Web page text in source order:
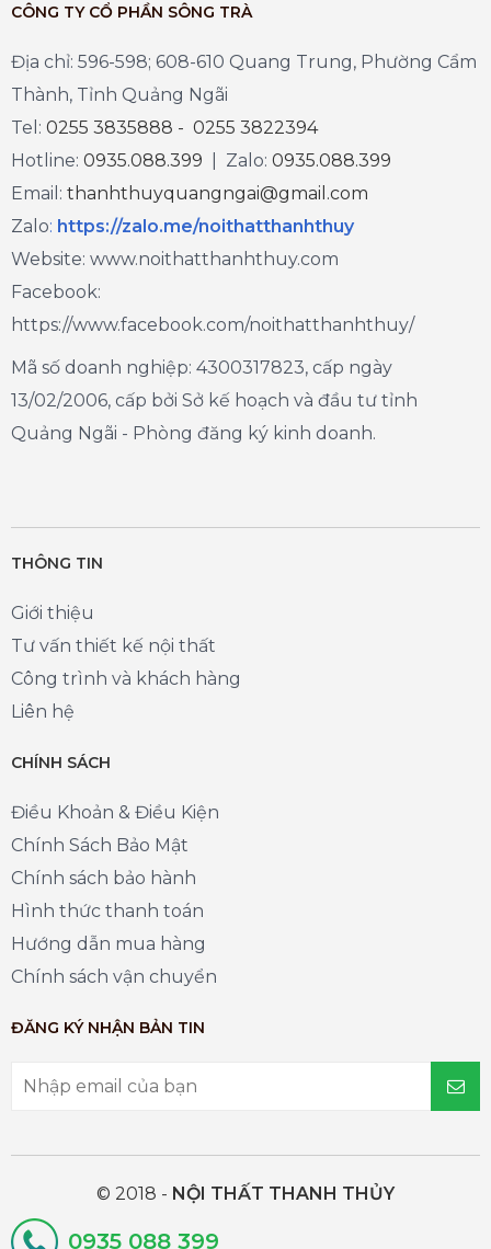
0935 088 399
CÔNG TY CỔ PHẦN SÔNG TRÀ
Địa chỉ: 596-598; 608-610 Quang Trung, Phường Cẩm
Thành, Tỉnh Quảng Ngãi
Tel: 0255 3835888 - 0255 3822394
Hotline: 0935.088.399 | Zalo: 0935.088.399
Email: thanhthuyquangngai@gmail.com
Zalo: https://zalo.me/noithatthanhthuy
Website: www.noithatthanhthuy.com
Facebook:
https://www.facebook.com/noithatthanhthuy/
Mã số doanh nghiệp: 4300317823, cấp ngày
13/02/2006, cấp bởi Sở kế hoạch và đầu tư tỉnh
Quảng Ngãi - Phòng đăng ký kinh doanh.
THÔNG TIN
Giới thiệu
Tư vấn thiết kế nội thất
Công trình và khách hàng
Liên hệ
CHÍNH SÁCH
Điều Khoản & Điều Kiện
Chính Sách Bảo Mật
Chính sách bảo hành
Hình thức thanh toán
Hướng dẫn mua hàng
Chính sách vận chuyển
ĐĂNG KÝ NHẬN BẢN TIN
© 2018 - NỘI THẤT THANH THỦY